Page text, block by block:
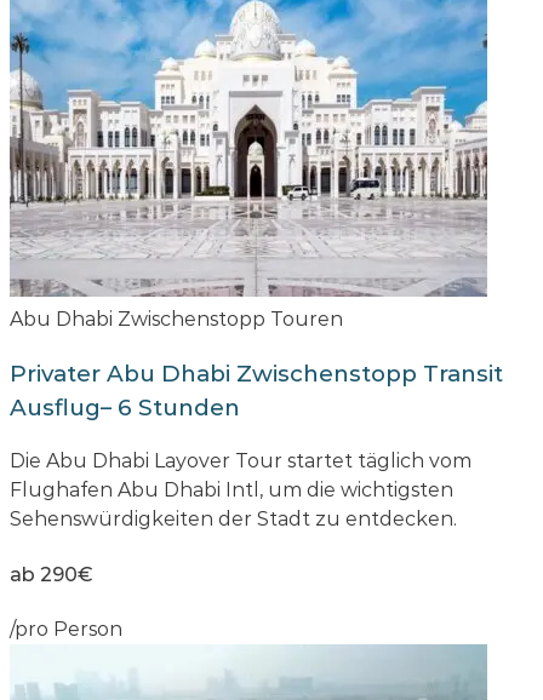
Abu Dhabi Zwischenstopp Touren
Privater Abu Dhabi Zwischenstopp Transit
Ausflug– 6 Stunden
Die Abu Dhabi Layover Tour startet täglich vom
Flughafen Abu Dhabi Intl, um die wichtigsten
Sehenswürdigkeiten der Stadt zu entdecken.
ab 290€
/pro Person